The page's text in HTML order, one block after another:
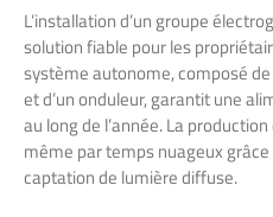
L’installation d’un groupe
solution fiable pour les
système autonome, composé
et d’un onduleur, garantit une
au long de l’année. La
même par temps nuageux
captation de lumière diffuse.